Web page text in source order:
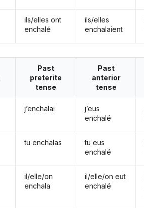
ils/elles ont
enchalé
ils/elles
enchalaient
Past
preterite
tense
j’enchalai
tu enchalas
il/elle/on
enchala
Past
anterior
tense
j’eus
enchalé
tu eus
enchalé
il/elle/on eut
enchalé